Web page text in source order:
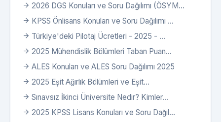
2026 DGS Konuları ve Soru Dağılımı (ÖSYM...
KPSS Önlisans Konuları ve Soru Dağılımı ...
Türkiye'deki Pilotaj Ücretleri - 2025 - ...
2025 Mühendislik Bölümleri Taban Puan...
ALES Konuları ve ALES Soru Dağılımı 2025
2025 Eşit Ağırlık Bölümleri ve Eşit...
Sınavsız İkinci Üniversite Nedir? Kimler...
2025 KPSS Lisans Konuları ve Soru Dağıl...